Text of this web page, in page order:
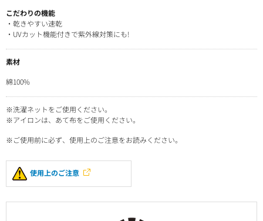
こだわりの機能
・乾きやすい速乾
・UVカット機能付きで紫外線対策にも!
素材
綿100%
※洗濯ネットをご使用ください。
※アイロンは、あて布をご使用ください。
※ご使用前に必ず、使用上のご注意をお読みください。
使用上のご注意